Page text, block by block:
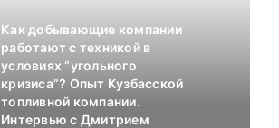
Как добывающие компании
работают с техникой в
условиях “угольного
кризиса”? Опыт Кузбасской
топливной компании.
Интервью с Дмитрием